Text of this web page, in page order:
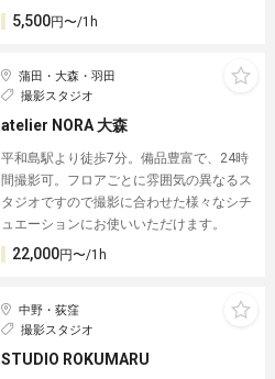
5,500円〜/1h
蒲田・大森・羽田
撮影スタジオ
atelier NORA 大森
平和島駅より徒歩7分。備品豊富で、24時
間撮影可。フロアごとに雰囲気の異なるス
タジオですので撮影に合わせた様々なシチ
ュエーションにお使いいただけます。
22,000円〜/1h
中野・荻窪
撮影スタジオ
STUDIO ROKUMARU